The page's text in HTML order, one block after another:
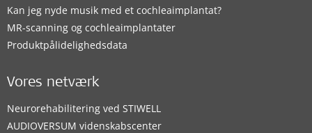
Kan jeg nyde musik med et cochleaimplantat?
MR-scanning og cochleaimplantater
Produktpålidelighedsdata
Vores netværk
Neurorehabilitering ved STIWELL
AUDIOVERSUM videnskabscenter